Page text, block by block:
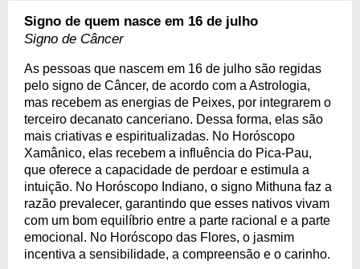
Signo de quem nasce em 16 de julho
Signo de Câncer
As pessoas que nascem em 16 de julho são regidas
pelo signo de Câncer, de acordo com a Astrologia,
mas recebem as energias de Peixes, por integrarem o
terceiro decanato canceriano. Dessa forma, elas são
mais criativas e espiritualizadas. No Horóscopo
Xamânico, elas recebem a influência do Pica-Pau,
que oferece a capacidade de perdoar e estimula a
intuição. No Horóscopo Indiano, o signo Mithuna faz a
razão prevalecer, garantindo que esses nativos vivam
com um bom equilíbrio entre a parte racional e a parte
emocional. No Horóscopo das Flores, o jasmim
incentiva a sensibilidade, a compreensão e o carinho.